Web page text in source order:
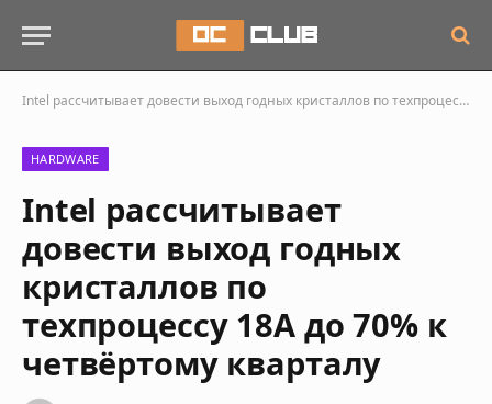
Intel рассчитывает довести выход годных кристаллов по техпроцессу 18A до 70% к четвёртому кварталу
HARDWARE
Intel рассчитывает
довести выход годных
кристаллов по
техпроцессу 18A до 70% к
четвёртому кварталу